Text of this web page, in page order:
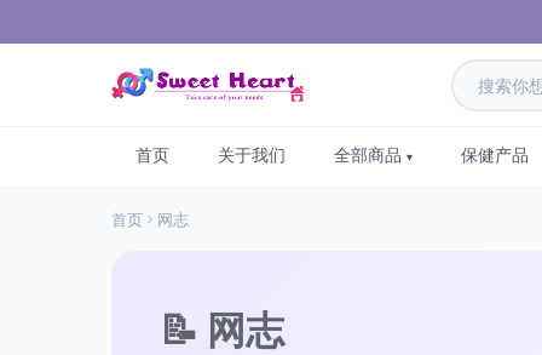
首页 关于我们 全部商品 保健产品
首页 网志
📝 网志